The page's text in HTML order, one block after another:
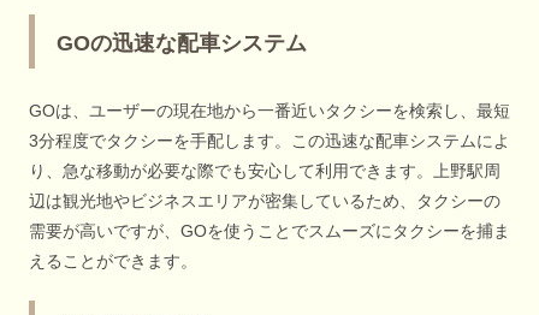
GOの迅速な配車システム
GOは、ユーザーの現在地から一番近いタクシーを検索し、最短
3分程度でタクシーを手配します。この迅速な配車システムによ
り、急な移動が必要な際でも安心して利用できます。上野駅周
辺は観光地やビジネスエリアが密集しているため、タクシーの
需要が高いですが、GOを使うことでスムーズにタクシーを捕ま
えることができます。